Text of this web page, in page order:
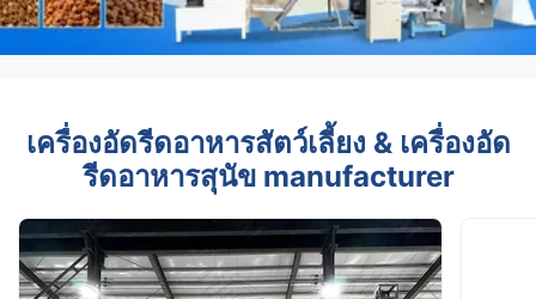
เครื่องอัดรีดอาหารสัตว์เลี้ยง & เครื่องอัด
รีดอาหารสุนัข manufacturer